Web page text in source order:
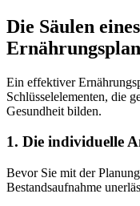
Die Säulen
Ein effektiver
Schlüsselelementen, die
Gesundheit bilden.
1. Die individuelle
Bevor Sie mit der
Bestandsaufnahme